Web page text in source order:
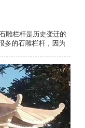
雕栏杆是历史变迁的
多的石雕栏杆，因为